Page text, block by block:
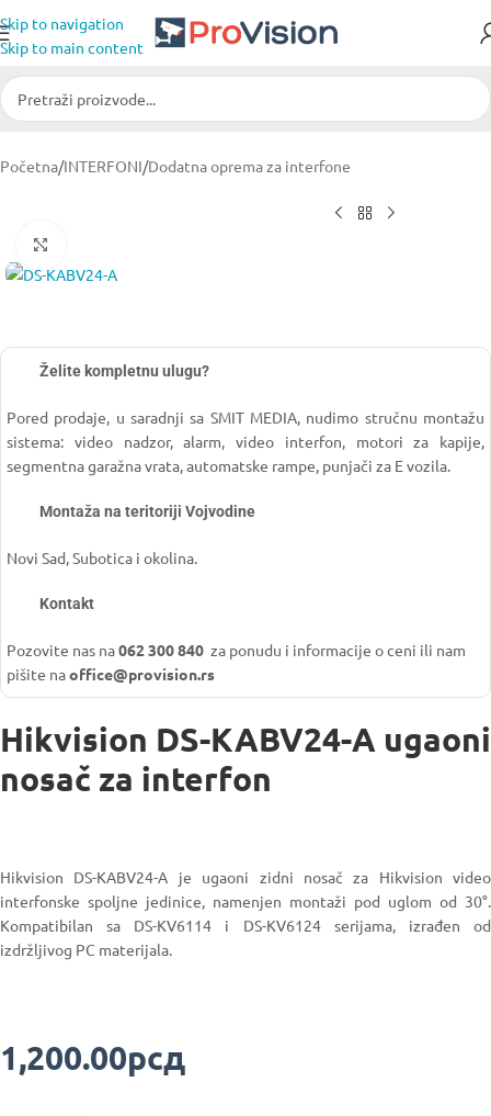
Skip to navigation
Skip to main content
Početna/INTERFONI/Dodatna oprema za interfone
Želite kompletnu ulugu?
Pored prodaje, u saradnji sa SMIT MEDIA, nudimo stručnu montažu
sistema: video nadzor, alarm, video interfon, motori za kapije,
segmentna garažna vrata, automatske rampe, punjači za E vozila.
Montaža na teritoriji Vojvodine
Novi Sad, Subotica i okolina.
Kontakt
Pozovite nas na062 300 840 za ponudu i informacije o ceni ili nam
pišite naoffice@provision.rs
Hikvision DS-KABV24-A ugaoni
nosač za interfon
Hikvision DS-KABV24-A je ugaoni zidni nosač za Hikvision video
interfonske spoljne jedinice, namenjen montaži pod uglom od 30°.
Kompatibilan sa DS-KV6114 i DS-KV6124 serijama, izrađen od
izdržljivog PC materijala.
1,200.00рсд